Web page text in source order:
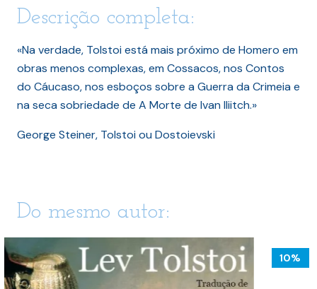
Descrição completa:
«Na verdade, Tolstoi está mais próximo de Homero em
obras menos complexas, em Cossacos, nos Contos
do Cáucaso, nos esboços sobre a Guerra da Crimeia e
na seca sobriedade de A Morte de Ivan Iliitch.»
George Steiner, Tolstoi ou Dostoievski
Do mesmo autor:
10%